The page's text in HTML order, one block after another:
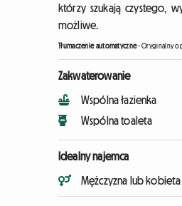
którzy szukają czystego,
możliwe.
Tłumaczenie automatyczne-Oryginalny
Zakwaterowanie
Wspólna łazienka
Wspólna toaleta
Idealny najemca
Mężczyzna lub kobieta